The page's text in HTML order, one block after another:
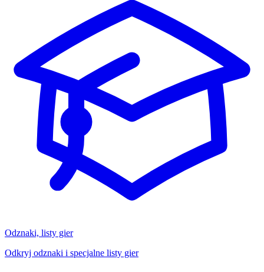
Odznaki, listy gier
Odkryj odznaki i specjalne listy gier